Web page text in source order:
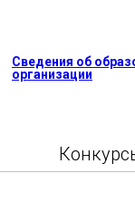
Сведения об
организации